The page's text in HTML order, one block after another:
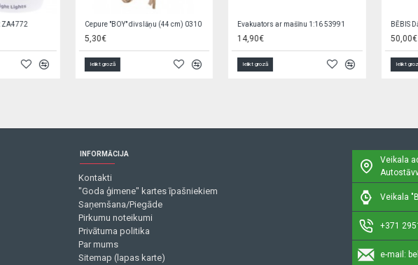
Vannas sēdeklis BEAR white pearl MS-003-118 Boksa komplekts ar cimdiem KX6178 Spēle BILJARDS 36x21x3 cm H7503
INFORMĀCIJA
Kontakti
"Goda ģimene" kartes īpašniekiem
Saņemšana/Piegāde
Pirkumu noteikumi
Privātuma politika
Par mums
Sitemap (lapas karte)
Veikala
Veikala
+371
e-mail: